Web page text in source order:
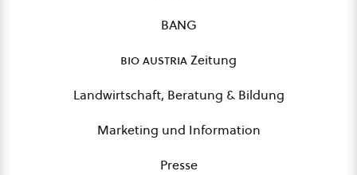
BANG
bio austriaZeitung
Landwirtschaft, Beratung & Bildung
Marketing und Information
Presse